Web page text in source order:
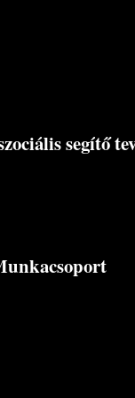
segítő